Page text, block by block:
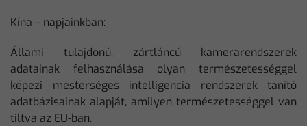
Kína – napjainkban:
Állami tulajdonú, zártláncú kamerarendszerek
adatainak felhasználása olyan természetességgel
képezi mesterséges intelligencia rendszerek tanító
adatbázisainak alapját, amilyen természetességgel van
tiltva az EU-ban.